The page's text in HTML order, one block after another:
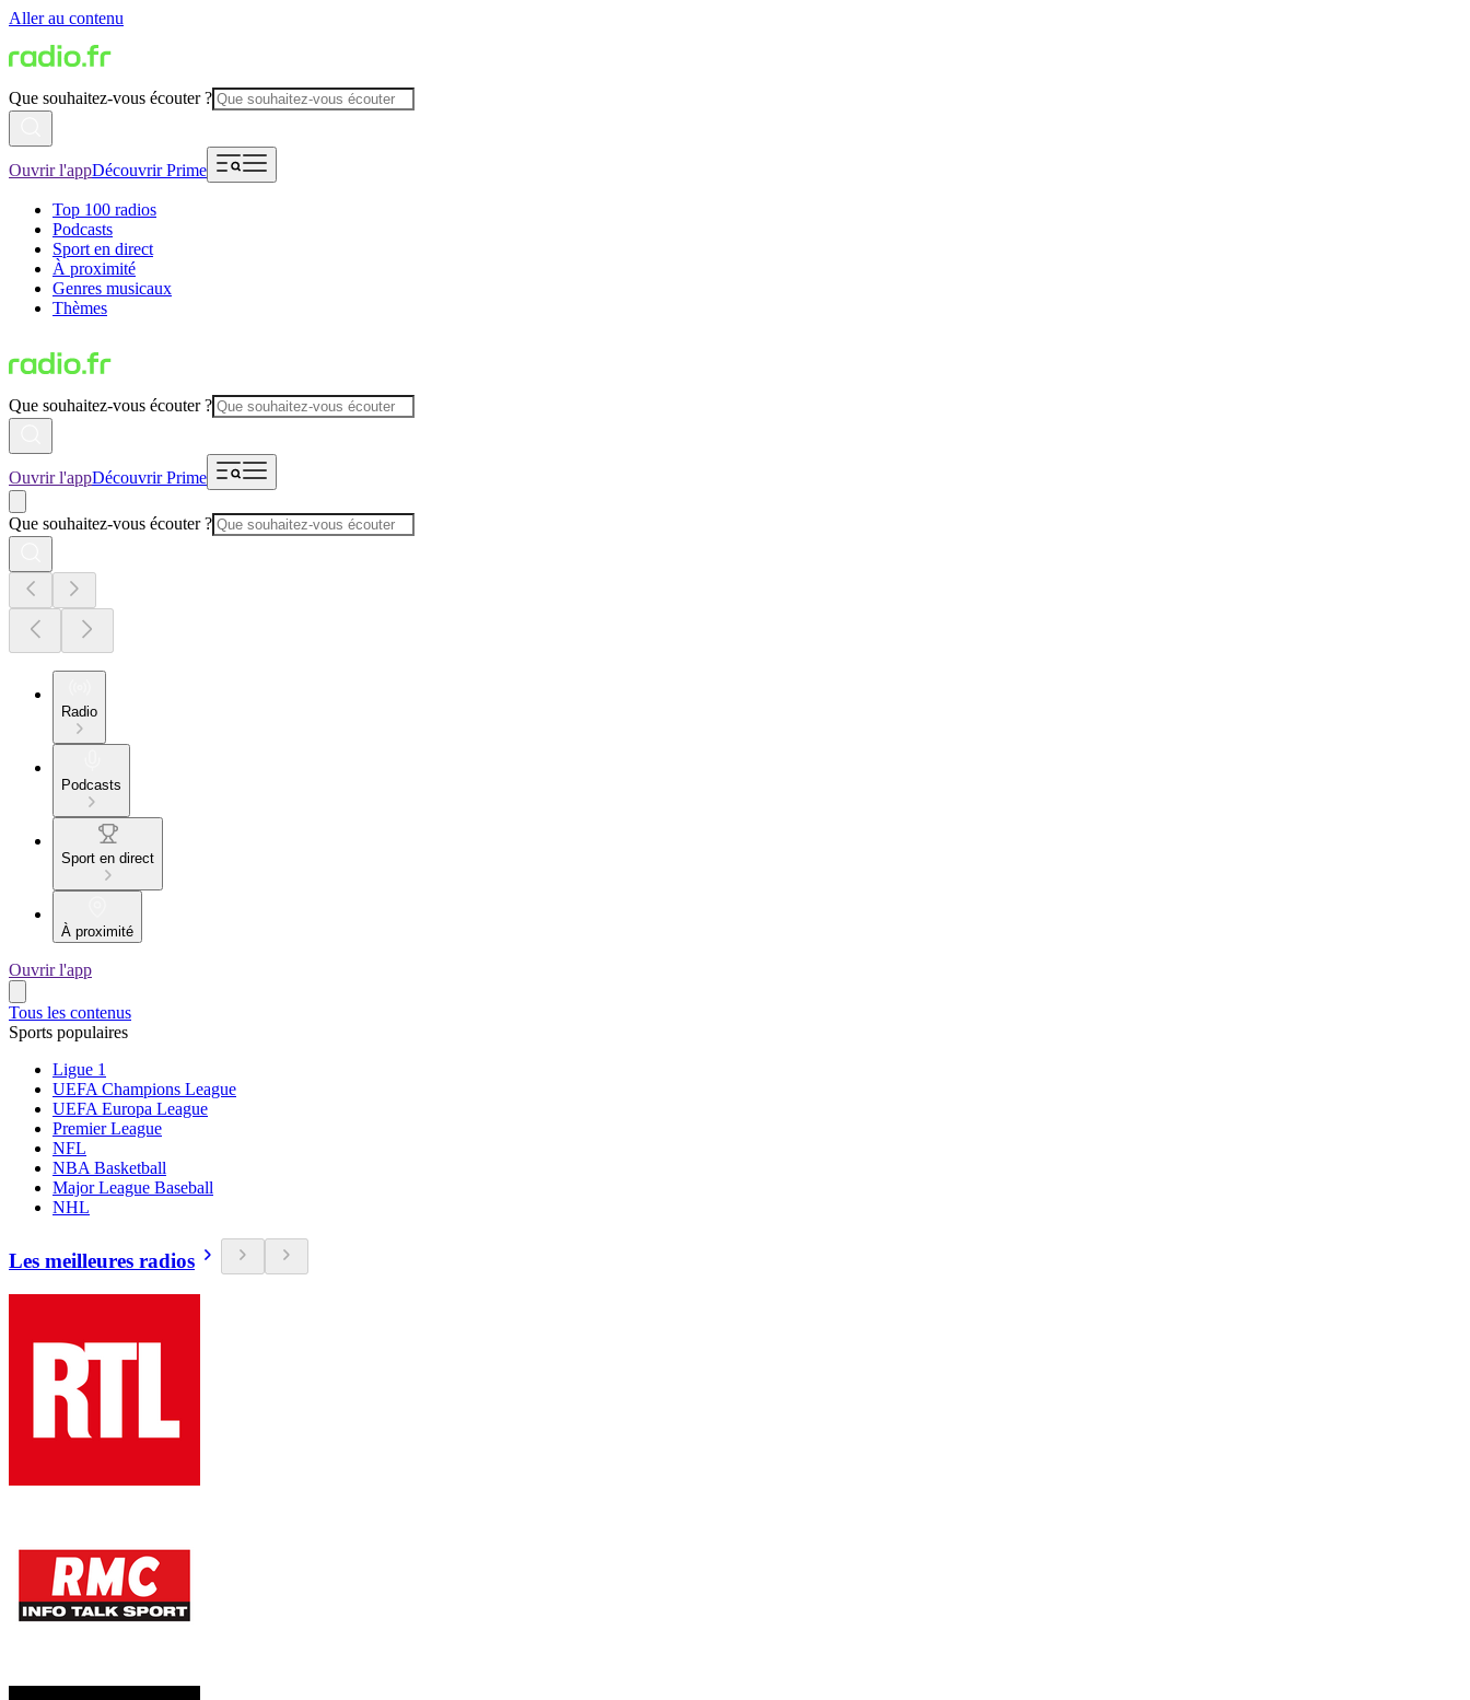
Aller au contenu
Que souhaitez-vous écouter ?
Ouvrir l'appDécouvrir Prime
Top 100 radios
Podcasts
Sport en direct
À proximité
Genres musicaux
Thèmes
Que souhaitez-vous écouter ?
Ouvrir l'appDécouvrir Prime
Que souhaitez-vous écouter ?
Radio
Podcasts
Sport en direct
À proximité
Ouvrir l'app
Tous les contenus
Sports populaires
Ligue 1
UEFA Champions League
UEFA Europa League
Premier League
NFL
NBA Basketball
Major League Baseball
NHL
Les meilleures radios